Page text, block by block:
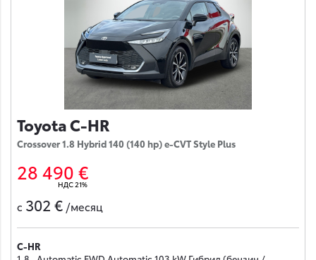
Toyota C-HR
Crossover 1.8 Hybrid 140 (140 hp) e-CVT Style Plus
28 490 €
НДС 21%
с 302 € /месяц
C-HR